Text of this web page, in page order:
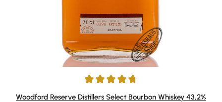
Durchschnittliche Bewertung von 4.85 von 5 Sternen
Woodford Reserve Distillers Select Bourbon Whiskey 43,2%